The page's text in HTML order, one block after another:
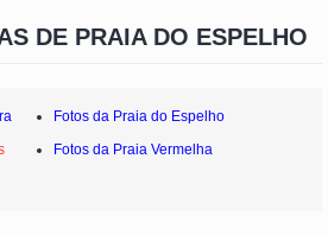
DE PRAIA DO ESPELHO
Fotos da Praia do Espelho
Fotos da Praia Vermelha